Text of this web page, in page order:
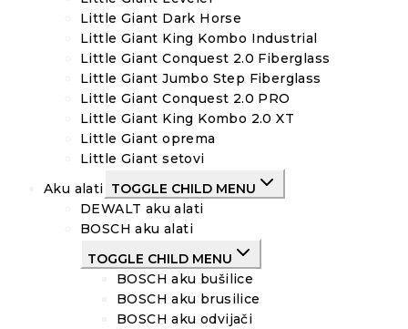
Little Giant Dark Horse
Little Giant King Kombo Industrial
Little Giant Conquest 2.0 Fiberglass
Little Giant Jumbo Step Fiberglass
Little Giant Conquest 2.0 PRO
Little Giant King Kombo 2.0 XT
Little Giant oprema
Little Giant setovi
Aku alati TOGGLE CHILD MENU
DEWALT aku alati
BOSCH aku alati
TOGGLE CHILD MENU
BOSCH aku bušilice
BOSCH aku brusilice
BOSCH aku odvijači